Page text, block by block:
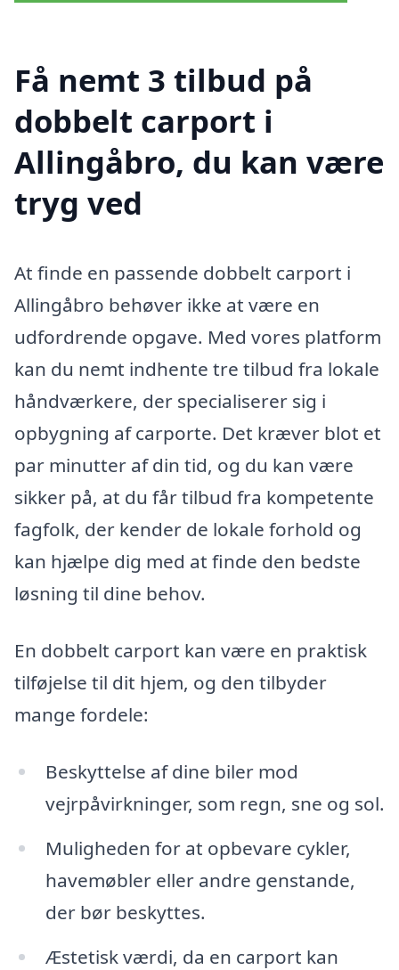
Få nemt 3 tilbud på
dobbelt carport i
Allingåbro, du kan være
tryg ved
At finde en passende dobbelt carport i
Allingåbro behøver ikke at være en
udfordrende opgave. Med vores platform
kan du nemt indhente tre tilbud fra lokale
håndværkere, der specialiserer sig i
opbygning af carporte. Det kræver blot et
par minutter af din tid, og du kan være
sikker på, at du får tilbud fra kompetente
fagfolk, der kender de lokale forhold og
kan hjælpe dig med at finde den bedste
løsning til dine behov.
En dobbelt carport kan være en praktisk
tilføjelse til dit hjem, og den tilbyder
mange fordele:
Beskyttelse af dine biler mod
vejrpåvirkninger, som regn, sne og sol.
Muligheden for at opbevare cykler,
havemøbler eller andre genstande,
der bør beskyttes.
Æstetisk værdi, da en carport kan